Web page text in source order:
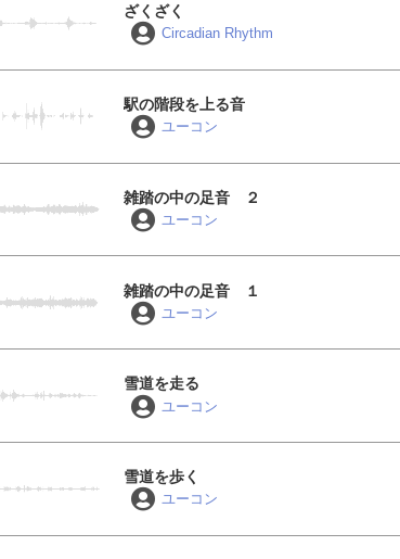
ざくざく
Circadian Rhythm
駅の階段を上る音
ユーコン
雑踏の中の足音 ２
ユーコン
雑踏の中の足音 １
ユーコン
雪道を走る
ユーコン
雪道を歩く
ユーコン